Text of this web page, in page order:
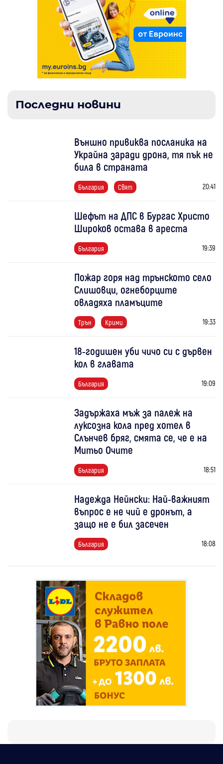
Последни новини
Външно привиква посланика на
Украйна заради дрона, тя пък не
била в страната
България Свят 20:41
Шефът на ДПС в Бургас Христо
Широков остава в ареста
България 19:39
Пожар горя над трънското село
Слишовци, огнеборците
овладяха пламъците
Трън Крими 19:33
18-годишен уби чичо си с дървен
кол в главата
България 19:09
Задържаха мъж за палеж на
луксозна кола пред хотел в
Слънчев бряг, смята се, че е на
Митьо Очите
България 18:51
Надежда Нейнски: Най-важният
въпрос е не чий е дронът, а
защо не е бил засечен
България 18:08